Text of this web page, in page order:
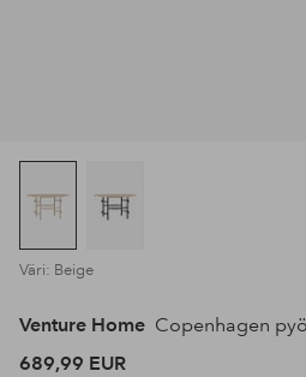
Väri: Beige
Venture Home Copenhagen
689,99 EUR